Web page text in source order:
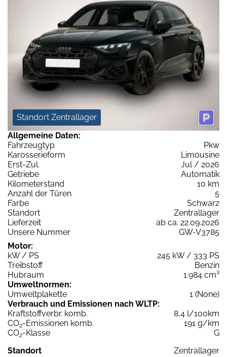
Standort Zentrallager
Allgemeine Daten:
Fahrzeugtyp
Pkw
Karosserieform
Limousine
Erst-Zul.
Jul / 2026
Getriebe
Automatik
Kilometerstand
10 km
Anzahl der Türen
5
Farbe
Schwarz
Standort
Zentrallager
Lieferzeit
ab ca. 22.09.2026
Unsere Nummer
GW-V3785
Motor:
kW / PS
245 kW / 333 PS
Treibstoff
Benzin
Hubraum
1.984 cm³
Umweltnormen:
Umweltplakette
1 (None)
Verbrauch und Emissionen nach WLTP:
Kraftstoffverbr. komb.
8,4 l/100km
CO2-Emissionen komb.
191 g/km
CO2-Klasse
G
Standort
Zentrallager